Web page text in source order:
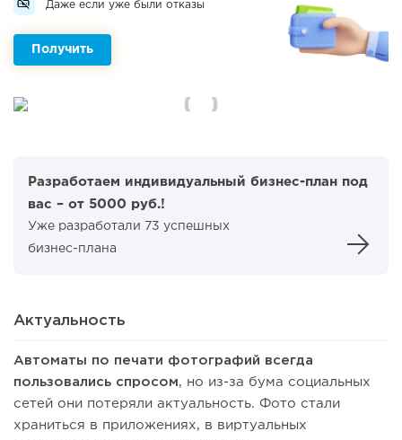
Даже если уже были отказы
Получить
Разработаем индивидуальный бизнес-план под
вас – от 5000 руб.!
Уже разработали 73 успешных
бизнес-плана
Актуальность
Автоматы по печати фотографий всегда
пользовались спросом, но из-за бума социальных
сетей они потеряли актуальность. Фото стали
храниться в приложениях, в виртуальных